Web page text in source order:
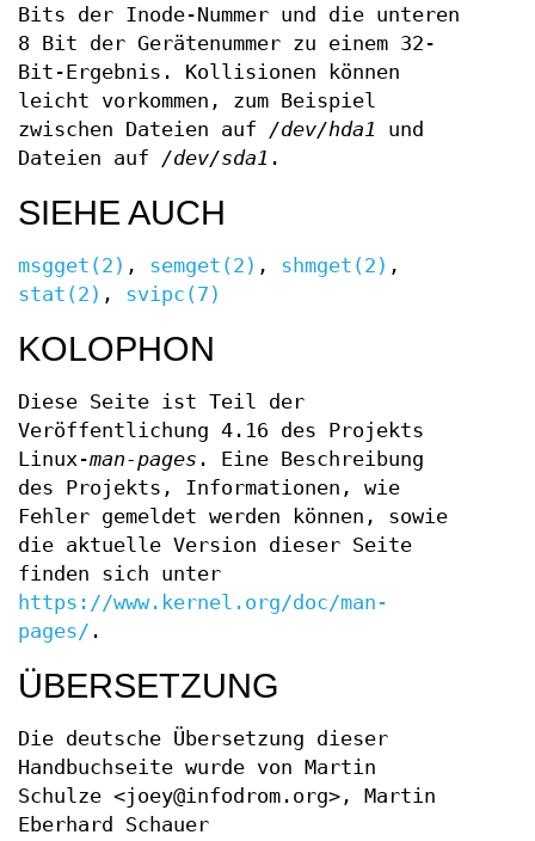
Bits der Inode-Nummer und die unteren
8 Bit der Gerätenummer zu einem 32-
Bit-Ergebnis. Kollisionen können
leicht vorkommen, zum Beispiel
zwischen Dateien auf /dev/hda1
und
Dateien auf /dev/sda1 .
SIEHE AUCH
msgget(2) , semget(2) , shmget(2) ,
stat(2) , svipc(7)
KOLOPHON
Diese Seite ist Teil der
Veröffentlichung 4.16 des Projekts
Linux-man-pages . Eine Beschreibung
des Projekts, Informationen, wie
Fehler gemeldet werden können, sowie
die aktuelle Version dieser Seite
finden sich unter
https://www.kernel.org/doc/man-
pages/ .
ÜBERSETZUNG
Die deutsche Übersetzung dieser
Handbuchseite wurde von Martin
Schulze <joey@infodrom.org>, Martin
Eberhard Schauer